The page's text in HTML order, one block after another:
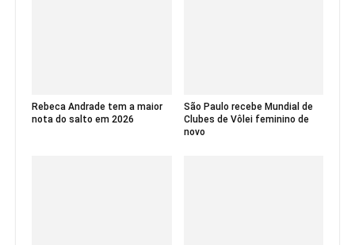
Rebeca Andrade tem a maior
nota do salto em 2026
São Paulo recebe Mundial de
Clubes de Vôlei feminino de
novo